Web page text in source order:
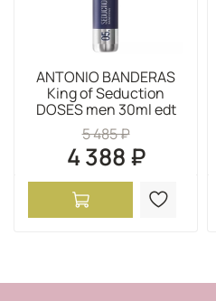
ANTONIO BANDERAS
King of Seduction
DOSES men 30ml edt
5 485 ₽
4 388 ₽